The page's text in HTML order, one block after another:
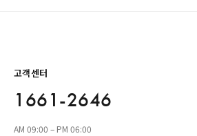
고객센터
1661-2646
AM 09:00 – PM 06:00